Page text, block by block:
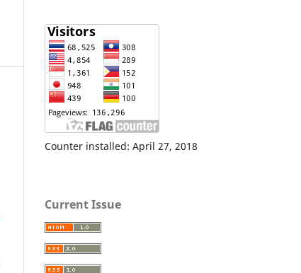
Counter installed: April 27, 2018
Current Issue